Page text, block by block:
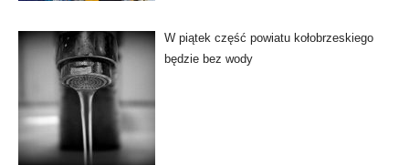
W piątek część powiatu kołobrzeskiego
będzie bez wody